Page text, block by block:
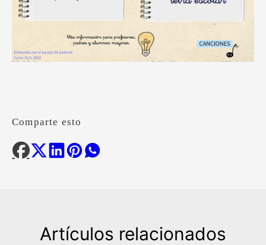
Comparte esto
Artículos relacionados